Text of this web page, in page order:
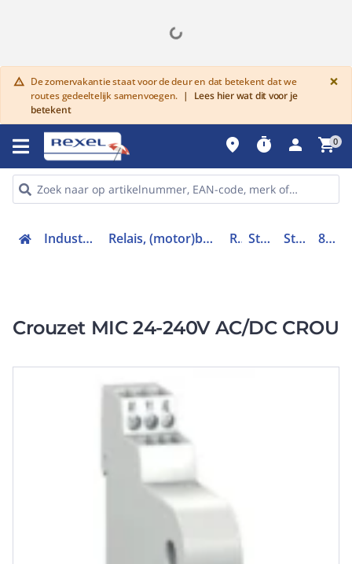
warning De zomervakantie staat voor de deur en dat betekent dat we
routes gedeeltelijk samenvoegen. |
Lees hier wat dit voor je
betekent
×
place timer person shopping_cart0
Industriele componenten Relais, (motor)beveiliging en magneetschakelaars Relais Stroomrelais Stroomrelais 84871122
Crouzet MIC 24-240V AC/DC CROU